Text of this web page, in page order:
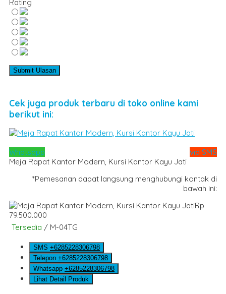
Rating
Cek juga produk terbaru di toko online kami
berikut ini:
Whatsapp
via SMS
Meja Rapat Kantor Modern, Kursi Kantor Kayu Jati
*Pemesanan dapat langsung menghubungi kontak di
bawah ini:
Rp
79.500.000
Tersedia / M-04TG
SMS +6285228306798
Telepon +6285228306798
Whatsapp +6285228306798
Lihat Detail Produk